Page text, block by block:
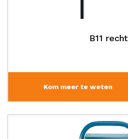
B11 recht
Kom meer te weten